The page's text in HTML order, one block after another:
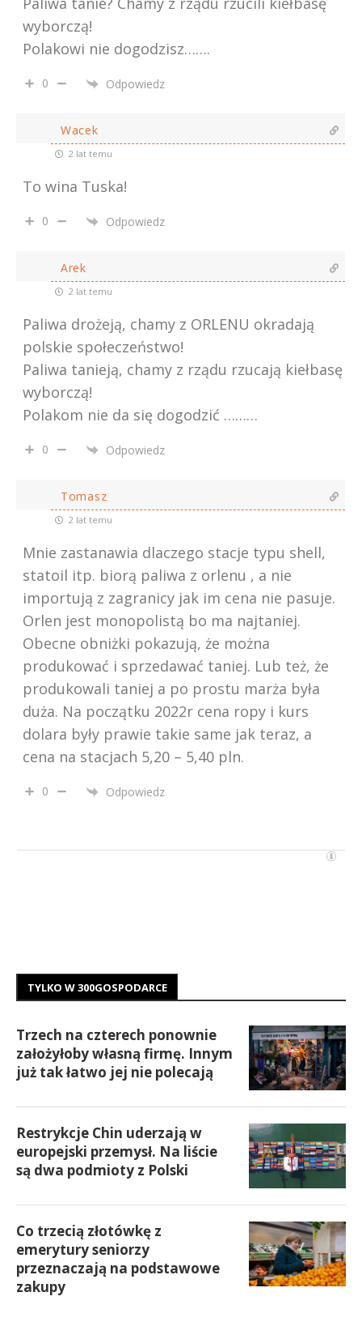
wyborczą!
Polakowi nie dogodzisz…….
0 Odpowiedz
Wacek
2 lat temu
To wina Tuska!
0 Odpowiedz
Arek
2 lat temu
Paliwa drożeją, chamy z ORLENU okradają
polskie społeczeństwo!
Paliwa tanieją, chamy z rządu rzucają kiełbasę
wyborczą!
Polakom nie da się dogodzić ………
0 Odpowiedz
Tomasz
2 lat temu
Mnie zastanawia dlaczego stacje typu shell,
statoil itp. biorą paliwa z orlenu , a nie
importują z zagranicy jak im cena nie pasuje.
Orlen jest monopolistą bo ma najtaniej.
Obecne obniżki pokazują, że można
produkować i sprzedawać taniej. Lub też, że
produkowali taniej a po prostu marża była
duża. Na początku 2022r cena ropy i kurs
dolara były prawie takie same jak teraz, a
cena na stacjach 5,20 – 5,40 pln.
0 Odpowiedz
TYLKO W 300GOSPODARCE
Trzech na czterech ponownie
założyłoby własną firmę. Innym
już tak łatwo jej nie polecają
Restrykcje Chin uderzają w
europejski przemysł. Na liście
są dwa podmioty z Polski
Co trzecią złotówkę z
emerytury seniorzy
przeznaczają na podstawowe
zakupy